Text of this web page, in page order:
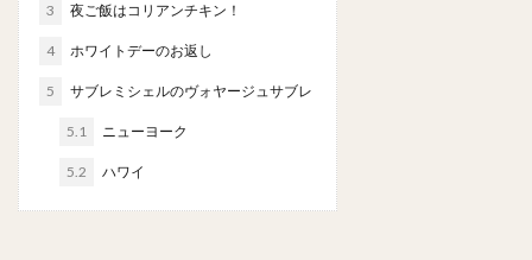
3 夜ご飯はコリアンチキン！
4 ホワイトデーのお返し
5 サブレミシェルのヴォヤージュサブレ
5.1 ニューヨーク
5.2 ハワイ